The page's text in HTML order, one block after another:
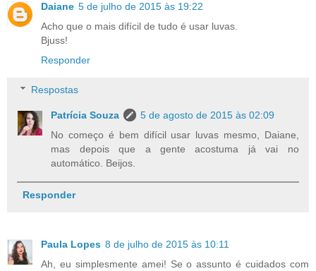
Daiane 5 de julho de 2015 às 19:22
Acho que o mais difícil de tudo é usar luvas.
Bjuss!
Responder
Respostas
Patrícia Souza
5 de agosto de 2015 às 02:09
No começo é bem difícil usar luvas mesmo, Daiane,
mas depois que a gente acostuma já vai no
automático. Beijos.
Responder
Paula Lopes 8 de julho de 2015 às 10:11
Ah, eu simplesmente amei! Se o assunto é cuidados com